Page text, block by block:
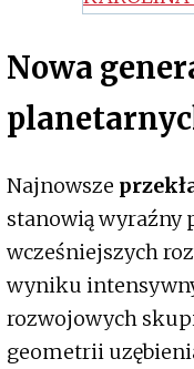
Nowa
Najnowsze
stanowią wyraźny
wcześniejszych
wyniku
rozwojowych
geometrii